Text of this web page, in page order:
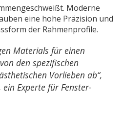
Moderne
eine hohe Präzision und
der Rahmenprofile.
Materials für einen
den spezifischen
Vorlieben ab“,
Experte für Fenster-